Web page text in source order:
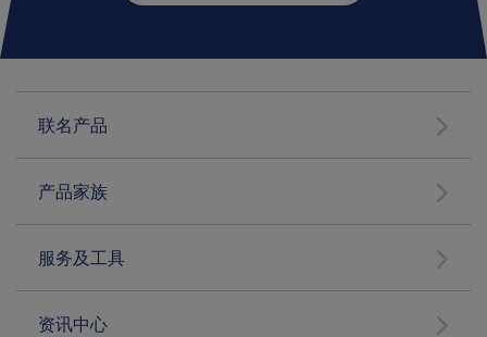
联名产品
产品家族
服务及工具
资讯中心